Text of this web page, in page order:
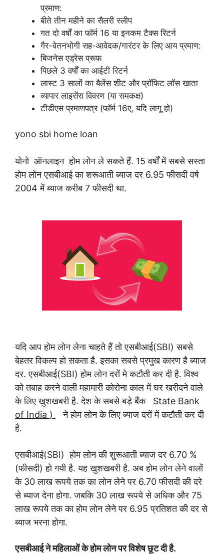
प्रमाण:
बीते तीन महीने का सैलरी स्लीप
गत दो वर्षों का फॉर्म 16 या इनकम टैक्स रिटर्न
गैर-वेतनभोगी सह-आवेदक/गारंटर के लिए आय प्रमाण:
बिजनेस एड्रेस प्रूफ
पिछले 3 वर्षों का आईटी रिटर्न
लास्ट 3 सालों का बैलेंस शीट और प्रॉफिट लॉस खाता
व्यापार लाइसेंस विवरण (या समकक्ष)
टीडीएस प्रमाणपत्र (फॉर्म 16ए, यदि लागू हो)
yono sbi home loan
योनो ऑनलाइन होम लोन ले सकते हैं. 15 वर्षों में सबसे सस्ता
होम लोनएसबीआई का शरूआती ब्याज दर 6.95 फीसदीवर्ष
2004 में ब्याज करीब 7 फीसदी था.
यदि आप होम लोन लेना चाहते हैं तो एसबीआई(SBI) सबसे
बेहतर विकल्प हो सकता है. इसका सबसे प्रमुख कारण है ब्याज
दर.एसबीआई(SBI) होम लोन दरों मे कटौती कर दी है.विश्व
को तबाह करने वाली महामारी कोरोना काल में घर खरीदने वाले
केलिए खुशखबरी है.देश के सबसे बड़े बैंक State Bank
of India ) ने होम लोन के लिए ब्याजदरों में कटौती कर दी
है.
एसबीआई(SBI) होम लोन की शुरूआती ब्याज दर 6.70 %
(फीसदी) हो गयी है. यह खुशखबरी है. अब होम लोन लेने वालों
के 30 लाख रूपये तक का लोन लेने पर 6.70 फीसदी की दरे
से ब्याज देना होगा. जबकि 30 लाख रूपये से अधिक और 75
लाख रूपये तक का होम लोन लेने पर 6.95 प्रतिशत की दर से
ब्याज भरना होगा.
एसबीआई ने महिलाओं के होम लोन पर विशेष छूट दी है.